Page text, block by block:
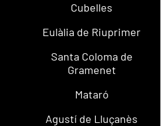
Cubelles
Eulàlia de Riuprimer
Santa Coloma de
Gramenet
Mataró
Agustí de Lluçanès